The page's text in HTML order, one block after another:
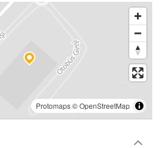
Protomaps©OpenStreetMap